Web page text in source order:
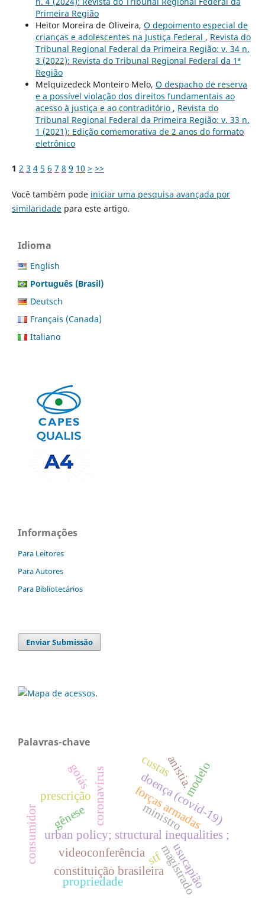
Primeira Região
Heitor Moreira de Oliveira, O depoimento especial de
crianças e adolescentes na Justiça Federal , Revista do
Tribunal Regional Federal da Primeira Região: v. 34 n.
3 (2022): Revista do Tribunal Regional Federal da 1ª
Região
Melquizedeck Monteiro Melo, O despacho de reserva
e a possível violação dos direitos fundamentais ao
acesso à justiça e ao contraditório , Revista do
Tribunal Regional Federal da Primeira Região: v. 33 n.
1 (2021): Edição comemorativa de 2 anos do formato
eletrônico
1 2 3 4 5 6 7 8 9 10 > >>
Você também pode iniciar uma pesquisa avançada por
similaridadepara este artigo.
Idioma
English
Português (Brasil)
Deutsch
Français (Canada)
Italiano
Informações
Para Leitores
Para Autores
Para Bibliotecários
Enviar Submissão
Palavras-chave
urban policy; structural inequalities ;
stf
videoconferência
coronavírus doença (covid-19)
forças armadas
prescrição
magistrado
ministro
modelo
constituição brasileira
gênese
anistia.
goiás
usucapião
custas
propriedade
consumidor